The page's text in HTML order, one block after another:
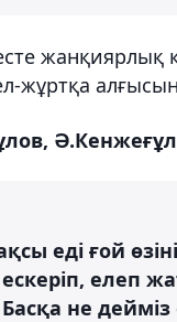
жұртқа алғысын
еді ғой
елеп
Басқа не